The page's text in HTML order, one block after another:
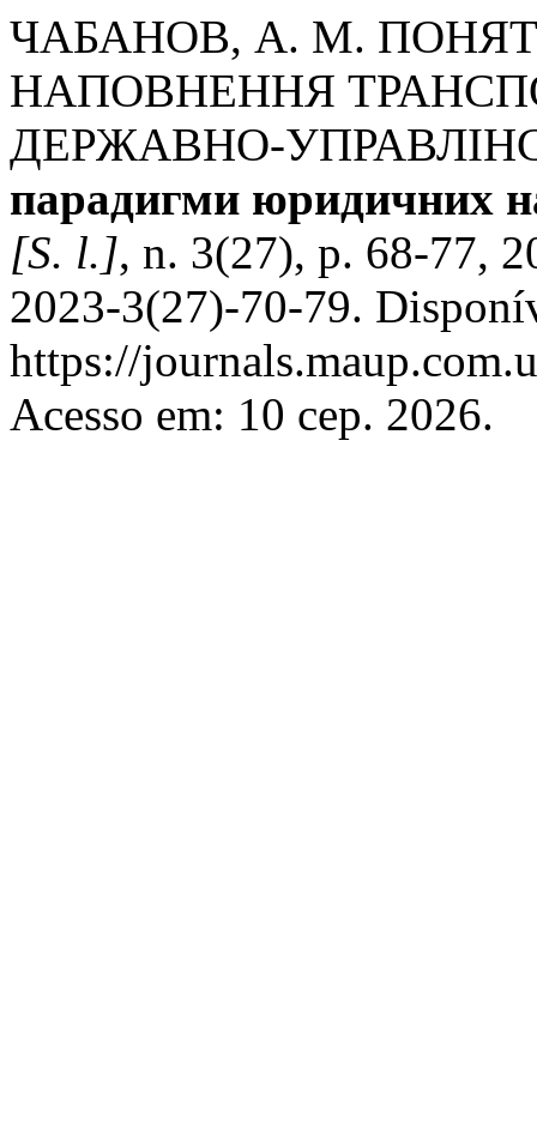
ЧАБАНОВ, А. М.
НАПОВНЕННЯ
ДЕРЖАВНО-
парадигми юридичних
[S. l.], n. 3(27), p. 68-77,
2023-3(27)-70-79.
https://
Acesso em: 10 сер. 2026.